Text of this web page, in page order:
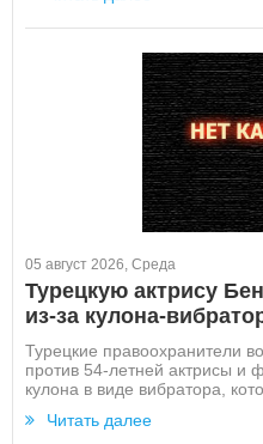
05 август 2026, Среда
Турецкую актрису
из-за кулона-
Турецкие правоохранители
против 54-летней актрисы и
кулона в виде вибратора,
Читать далее